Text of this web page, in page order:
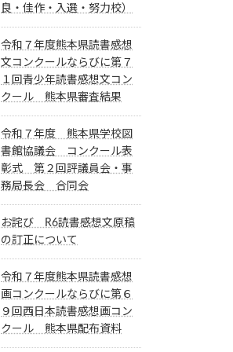
良・佳作・入選・努力校）
令和７年度熊本県読書感想
文コンクールならびに第７
１回青少年読書感想文コン
クール 熊本県審査結果
令和７年度 熊本県学校図
書館協議会 コンクール表
彰式 第２回評議員会・事
務局長会 合同会
お詫び R6読書感想文原稿
の訂正について
令和７年度熊本県読書感想
画コンクールならびに第６
９回西日本読書感想画コン
クール 熊本県配布資料